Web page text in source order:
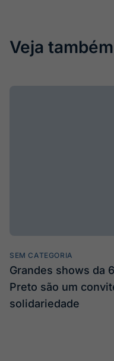
Veja também
SEM CATEGORIA
Grandes shows da
Preto são um
solidariedade